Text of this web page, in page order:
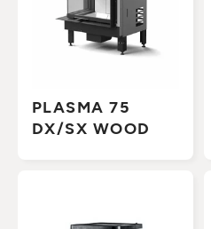
PLASMA 75
DX/SX WOOD